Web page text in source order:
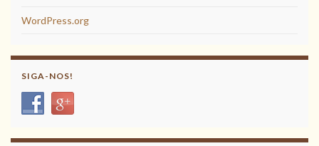
WordPress.org
SIGA-NOS!